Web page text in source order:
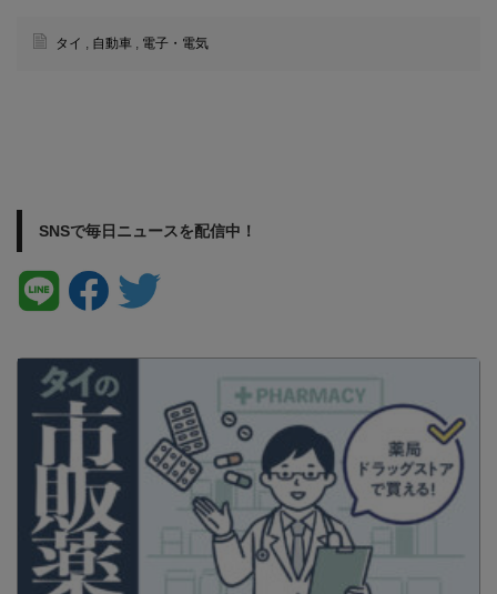
タイ , 自動車 , 電子・電気
SNSで毎日ニュースを配信中！